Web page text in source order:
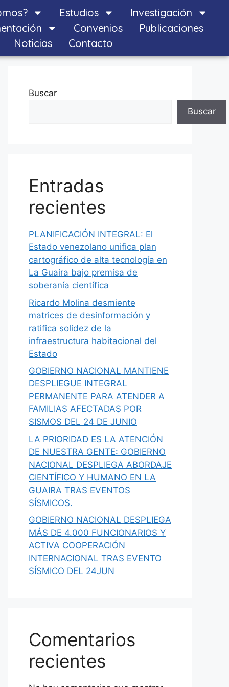
Estudios
Investigación
Convenios
Publicaciones
Noticias
Contacto
Buscar
Buscar
Entradas
recientes
PLANIFICACIÓN INTEGRAL: El
Estado venezolano unifica plan
cartográfico de alta tecnología en
La Guaira bajo premisa de
soberanía científica
Ricardo Molina desmiente
matrices de desinformación y
ratifica solidez de la
infraestructura habitacional del
Estado
GOBIERNO NACIONAL MANTIENE
DESPLIEGUE INTEGRAL
PERMANENTE PARA ATENDER A
FAMILIAS AFECTADAS POR
SISMOS DEL 24 DE JUNIO
LA PRIORIDAD ES LA ATENCIÓN
DE NUESTRA GENTE: GOBIERNO
NACIONAL DESPLIEGA ABORDAJE
CIENTÍFICO Y HUMANO EN LA
GUAIRA TRAS EVENTOS
SÍSMICOS.
GOBIERNO NACIONAL DESPLIEGA
MÁS DE 4.000 FUNCIONARIOS Y
ACTIVA COOPERACIÓN
INTERNACIONAL TRAS EVENTO
SÍSMICO DEL 24JUN
Comentarios
recientes